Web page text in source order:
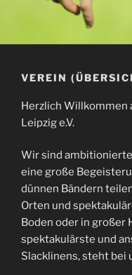
VEREIN
Herzlich Willkommen
Leipzig e.V.
Wir sind
eine große
dünnen Bändern
Orten und
Boden oder in großer
spektakulärste und
Slacklinens, steht bei